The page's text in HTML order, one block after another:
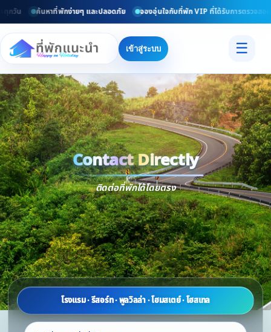
วัน ค้นหาที่พักง่ายๆ และปลอดภัย จองอุ่นใจกับที่พัก VIP ที่ได้รับการตรวจสอบแ
เข้าสู่ระบบ ☰
Contact Directly
Contact
ติดต่อที่พักได้โดยตรง
โรงแรม · รีสอร์ท · พูลวิลล่า · โฮมสเตย์ · โฮสเทล